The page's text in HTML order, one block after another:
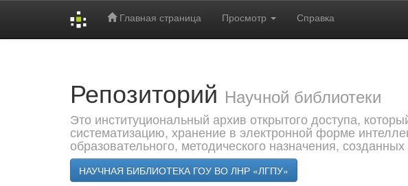
Главная страница Просмотр Справка
Репозиторий Научной библиотеки
Это институциональный архив открытого доступа,
систематизацию, хранение в электронной форме
образовательного, методического назначения,
НАУЧНАЯ БИБЛИОТЕКА ГОУ ВО ЛНР «ЛГПУ»